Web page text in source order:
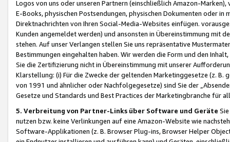
Logos von uns oder unseren Partnern (einschließlich Amazon-
E-Books, physischen Postsendungen, physischen Dokumenten oder in
Direktnachrichten von Ihren Social-Media-Websites einfügen.
Kunden angemeldet werden) und ansonsten in Übereinstimmung mit
stehen. Auf unser Verlangen stellen Sie uns repräsentative
Bestimmungen eingehalten haben. Wir werden die Form und den
Sie die Zertifizierung nicht in Übereinstimmung mit unserer
Klarstellung: (i) Für die Zwecke der geltenden Marketinggesetze (z. B.
von 1991 und ähnlicher oder Nachfolgegesetze) sind Sie der
Gesetze und Standards und Best Practices der Marketingbranche für
5. Verbreitung von Partner-Links über Software und Geräte
nutzen bzw. keine Verlinkungen auf eine Amazon-Website wie
Software-Applikationen (z. B. Browser Plug-ins, Browser Helper